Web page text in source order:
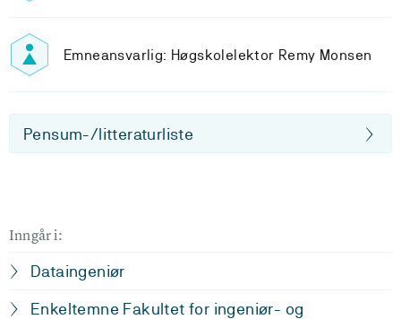
Emneansvarlig: Høgskolelektor Remy Monsen
Pensum-/litteraturliste
Inngår i:
Dataingeniør
Enkeltemne Fakultet for ingeniør- og